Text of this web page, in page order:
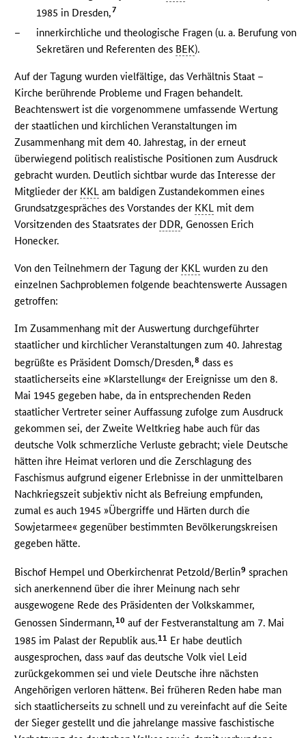
1985 in Dresden,7
–
innerkirchliche und theologische Fragen (u. a. Berufung von
Sekretären und Referenten des BEK).
Auf der Tagung wurden vielfältige, das Verhältnis Staat –
Kirche berührende Probleme und Fragen behandelt.
Beachtenswert ist die vorgenommene umfassende Wertung
der staatlichen und kirchlichen Veranstaltungen im
Zusammenhang mit dem 40. Jahrestag, in der erneut
überwiegend politisch realistische Positionen zum Ausdruck
gebracht wurden. Deutlich sichtbar wurde das Interesse der
Mitglieder der KKL am baldigen Zustandekommen eines
Grundsatzgespräches des Vorstandes der KKL mit dem
Vorsitzenden des Staatsrates der DDR, Genossen Erich
Honecker.
Von den Teilnehmern der Tagung der KKL wurden zu den
einzelnen Sachproblemen folgende beachtenswerte Aussagen
getroffen:
Im Zusammenhang mit der Auswertung durchgeführter
staatlicher und kirchlicher Veranstaltungen zum 40. Jahrestag
begrüßte es Präsident Domsch/Dresden,8 dass es
staatlicherseits eine »Klarstellung« der Ereignisse um den 8.
Mai 1945 gegeben habe, da in entsprechenden Reden
staatlicher Vertreter seiner Auffassung zufolge zum Ausdruck
gekommen sei, der Zweite Weltkrieg habe auch für das
deutsche Volk schmerzliche Verluste gebracht; viele Deutsche
hätten ihre Heimat verloren und die Zerschlagung des
Faschismus aufgrund eigener Erlebnisse in der unmittelbaren
Nachkriegszeit subjektiv nicht als Befreiung empfunden,
zumal es auch 1945 »Übergriffe und Härten durch die
Sowjetarmee« gegenüber bestimmten Bevölkerungskreisen
gegeben hätte.
Bischof Hempel und Oberkirchenrat Petzold/Berlin9 sprachen
sich anerkennend über die ihrer Meinung nach sehr
ausgewogene Rede des Präsidenten der Volkskammer,
Genossen Sindermann,10 auf der Festveranstaltung am 7. Mai
1985 im Palast der Republik aus.11 Er habe deutlich
ausgesprochen, dass »auf das deutsche Volk viel Leid
zurückgekommen sei und viele Deutsche ihre nächsten
Angehörigen verloren hätten«. Bei früheren Reden habe man
sich staatlicherseits zu schnell und zu vereinfacht auf die Seite
der Sieger gestellt und die jahrelange massive faschistische